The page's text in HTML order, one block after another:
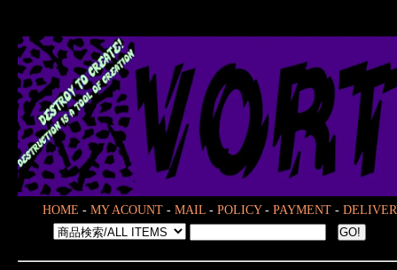
HOME - MY ACOUNT - MAIL - POLICY- PAYMENT -